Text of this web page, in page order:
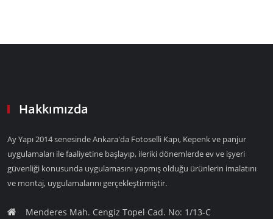
Hakkımızda
Ay Yapı 2014 senesinde Ankara'da Fotoselli Kapı, Kepenk ve panjur
uygulamaları ile faaliyetine başlayıp, ileriki dönemlerde ev ve işyeri
güvenliği konusunda uygulamasını yapmış olduğu ürünlerin imalatını
ve montaj, uygulamalarını gerçekleştirmiştir.
Menderes Mah. Cengiz Topel Cad. No: 1/13-C